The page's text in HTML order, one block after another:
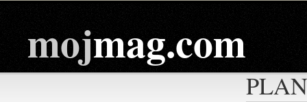
mojmag.com